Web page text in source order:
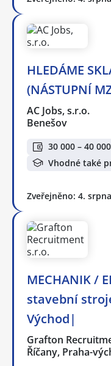
HLEDÁME
(NÁSTUPNÍ
AC Jobs, s.r.o.
Benešov
30 000 – 40
Vhodné také
Zveřejněno: 4. srpna
MECHANIK /
stavební
Východ|
Grafton
Říčany, Praha-